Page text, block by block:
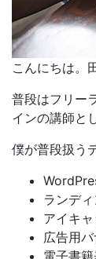
こんにちは。
普段はフリー
インの講師と
僕が普段扱う
ランデ
アイキ
広告用
電子書